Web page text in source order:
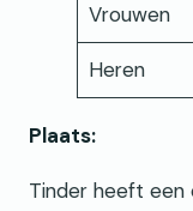
Vrouwen
Heren
Plaats:
Tinder heeft een